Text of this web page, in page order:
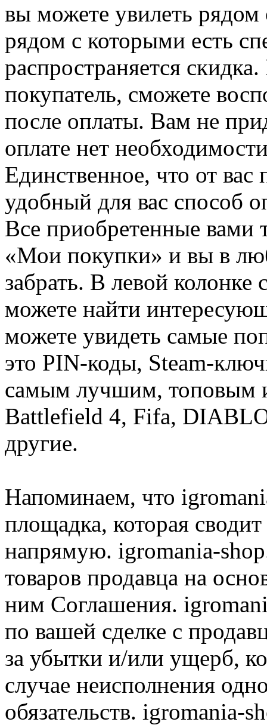
вы можете увилеть рядом
рядом с которыми есть
распространяется
покупатель, сможете
после оплаты. Вам не
оплате нет
Единственное, что от вас
удобный для вас способ
Все приобретенные вами
«Мои покупки» и вы в
забрать. В левой
можете найти
можете увидеть самые
это PIN-коды, Steam-
самым лучшим, топовым
Battlefield 4, Fifa,
другие.
Напоминаем, что
площадка, которая
напрямую. igromania-
товаров продавца на
ним Соглашения.
по вашей сделке с
за убытки и/или ущерб,
случае неисполнения
обязательств. igromania-